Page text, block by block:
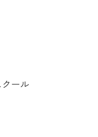
ール